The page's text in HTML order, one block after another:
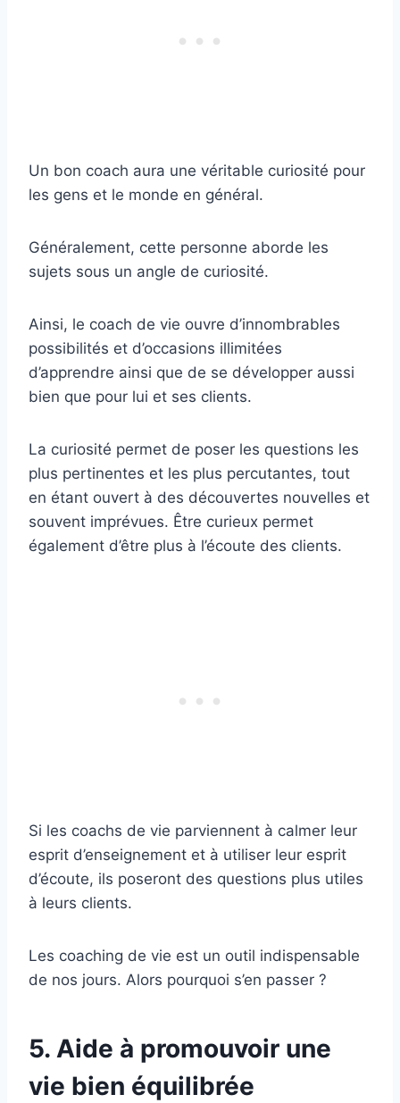
Un bon coach aura une véritable curiosité pour
les gens et le monde en général.
Généralement, cette personne aborde les
sujets sous un angle de curiosité.
Ainsi, le coach de vie ouvre d’innombrables
possibilités et d’occasions illimitées
d’apprendre ainsi que de se développer aussi
bien que pour lui et ses clients.
La curiosité permet de poser les questions les
plus pertinentes et les plus percutantes, tout
en étant ouvert à des découvertes nouvelles et
souvent imprévues. Être curieux permet
également d’être plus à l’écoute des clients.
Si les coachs de vie parviennent à calmer leur
esprit d’enseignement et à utiliser leur esprit
d’écoute, ils poseront des questions plus utiles
à leurs clients.
Les coaching de vie est un outil indispensable
de nos jours. Alors pourquoi s’en passer ?
5. Aide à promouvoir une
vie bien équilibrée